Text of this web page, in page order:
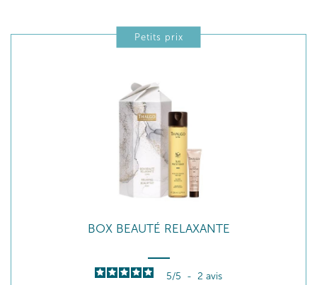
Petits prix
BOX BEAUTÉ RELAXANTE
5/5 - 2 avis